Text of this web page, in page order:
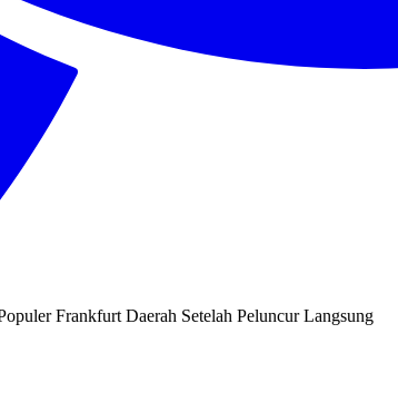
Frankfurt Daerah Setelah Peluncur Langsung